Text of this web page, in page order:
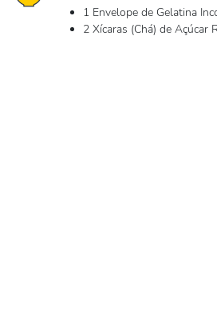
1 Envelope de Gelatina
2 Xícaras (Chá) de Açúcar